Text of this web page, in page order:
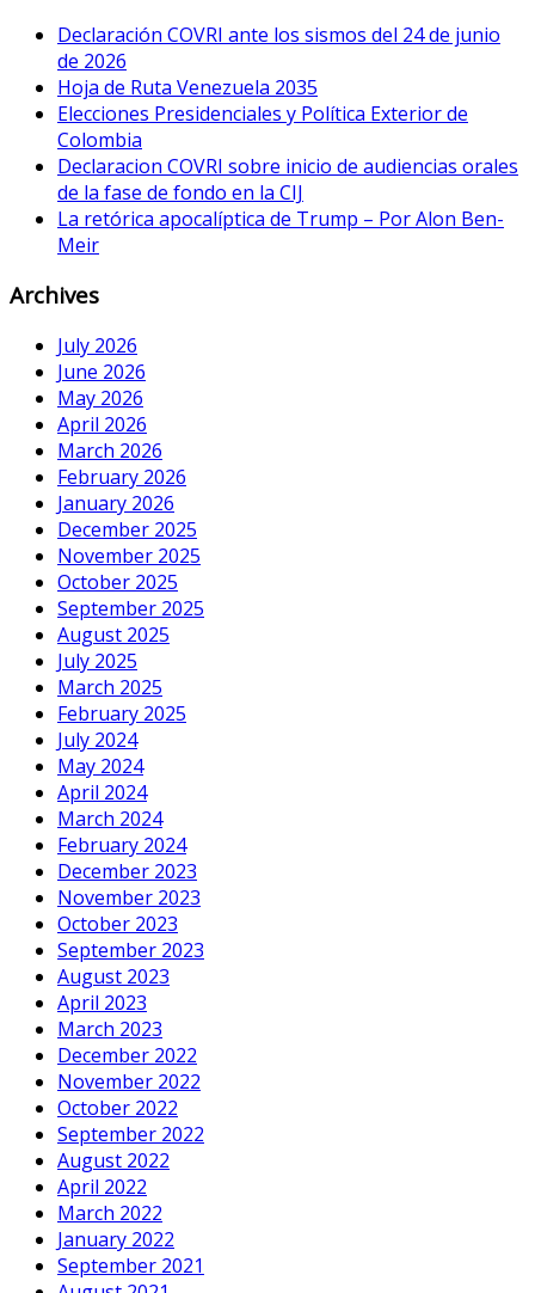
Declaración COVRI ante los sismos del 24 de junio
de 2026
Hoja de Ruta Venezuela 2035
Elecciones Presidenciales y Política Exterior de
Colombia
Declaracion COVRI sobre inicio de audiencias orales
de la fase de fondo en la CIJ
La retórica apocalíptica de Trump – Por Alon Ben-
Meir
Archives
July 2026
June 2026
May 2026
April 2026
March 2026
February 2026
January 2026
December 2025
November 2025
October 2025
September 2025
August 2025
July 2025
March 2025
February 2025
July 2024
May 2024
April 2024
March 2024
February 2024
December 2023
November 2023
October 2023
September 2023
August 2023
April 2023
March 2023
December 2022
November 2022
October 2022
September 2022
August 2022
April 2022
March 2022
January 2022
September 2021